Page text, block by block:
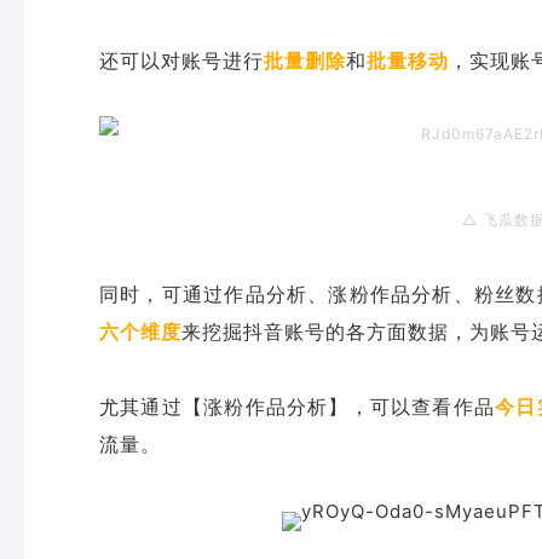
还可以对账号进行批量删除和批量移动 ，实现
△ 飞瓜数
同时，可通过作品分析、涨粉作品分析、粉丝
六个维度来挖掘抖音账号的各方面数据，为账号
尤其通过【涨粉作品分析】，可以查看作品今日
流量。